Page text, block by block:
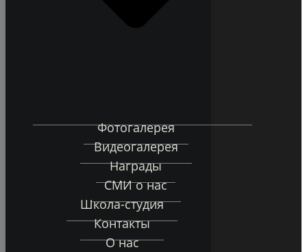
Фотогалерея
Видеогалерея
Награды
СМИ о нас
Школа-студия
Контакты
О нас